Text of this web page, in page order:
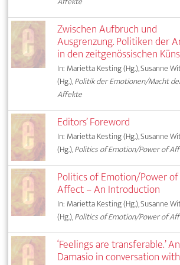
Zwischen Aufbruch und
Ausgrenzung. Politiken der
in den zeitgenössischen
In: Marietta Kesting (Hg.), Susanne
(Hg.),Politik der Emotionen/Macht
Affekte
Editors’ Foreword
In: Marietta Kesting (Hg.), Susanne
(Hg.),Politics of Emotion/Power of
Politics of Emotion/Power of
Affect – An Introduction
In: Marietta Kesting (Hg.), Susanne
(Hg.),Politics of Emotion/Power of
‘Feelings are transferable.’
Damasio in conversation with